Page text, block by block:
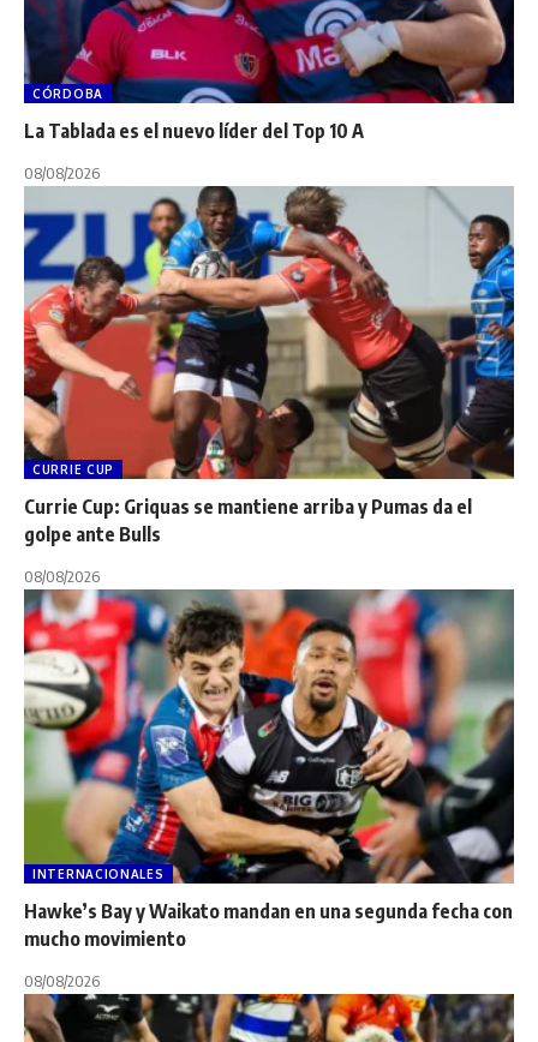
CÓRDOBA
La Tablada es el nuevo líder del Top 10 A
08/08/2026
CURRIE CUP
Currie Cup: Griquas se mantiene arriba y Pumas da el
golpe ante Bulls
08/08/2026
INTERNACIONALES
Hawke’s Bay y Waikato mandan en una segunda fecha con
mucho movimiento
08/08/2026